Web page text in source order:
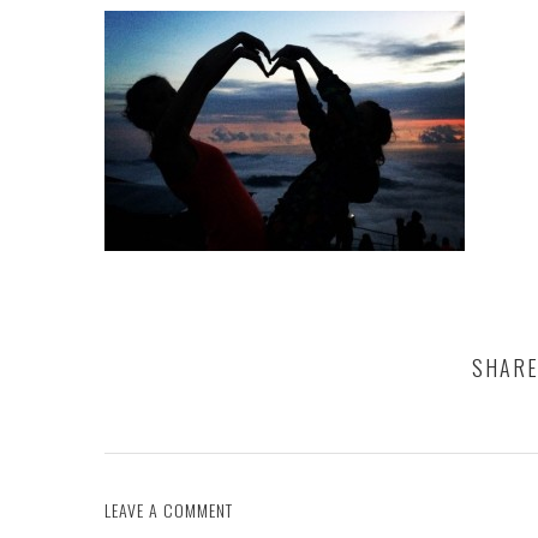
LEAVE A COMMENT